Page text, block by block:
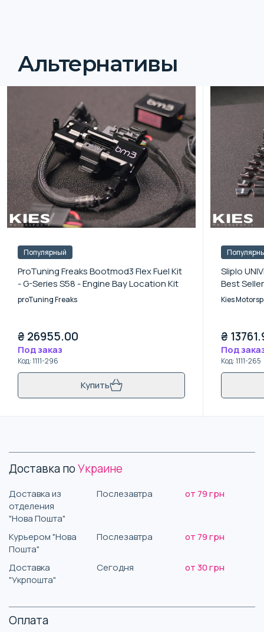
Альтернативы
Популярный
ProTuning Freaks Bootmod3 Flex Fuel Kit
- G-Series S58 - Engine Bay Location Kit
proTuning Freaks
₴ 26955.00
Под заказ
Код:1111-296
Купить
Sliplo
Best Seller
Kies
₴
Под
Код:1111-265
Доставка поУкраине
Доставка из
отделения
"Нова Пошта"
Послезавтра от 79 грн
Курьером "Нова
Пошта"
Послезавтра от 79 грн
Доставка
"Укрпошта"
Сегодня от 30 грн
Оплата